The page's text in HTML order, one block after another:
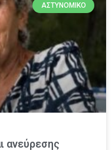
ΑΣΤΥΝΟΜΙΚΌ
ανεύρεσης